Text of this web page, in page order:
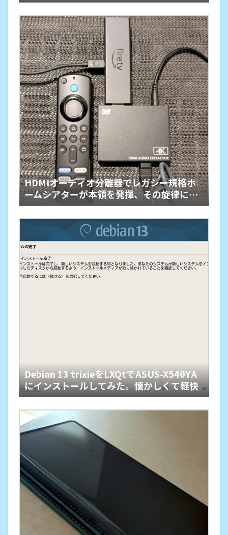
HDMIオーディオ分離器でレガシー規格ホ
ームシアターが本領を発揮、その旋律に戦
慄
Debian 13 trixieをLXQtでASUS-X540YA
にインストールしてみた。懐かしくて軽快